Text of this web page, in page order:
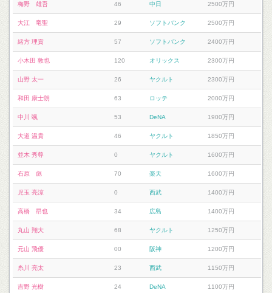
梅野 雄吾 46 中日 2500万円
大江 竜聖 29 ソフトバンク 2500万円
緒方 理貢 57 ソフトバンク 2400万円
小木田 敦也 120 オリックス 2300万円
山野 太一 26 ヤクルト 2300万円
和田 康士朗 63 ロッテ 2000万円
中川 颯 53 DeNA 1900万円
大道 温貴 46 ヤクルト 1850万円
並木 秀尊 0 ヤクルト 1600万円
石原 彪 70 楽天 1600万円
児玉 亮涼 0 西武 1400万円
高橋 昂也 34 広島 1400万円
丸山 翔大 68 ヤクルト 1250万円
元山 飛優 00 阪神 1200万円
糸川 亮太 23 西武 1150万円
吉野 光樹 24 DeNA 1100万円